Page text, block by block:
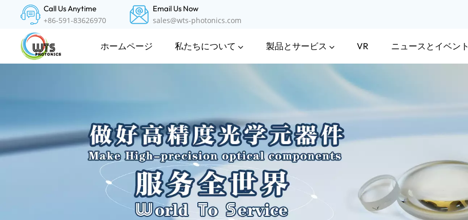
Call Us Anytime
+86-591-83626970
Email Us Now
sales@wts-photonics.com
ホームページ 私たちについて 製品とサービス VR ニュースとイベント